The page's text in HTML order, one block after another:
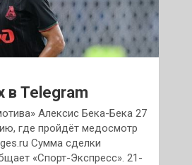
в Telegram
Алексис Бека-Бека 27
где пройдёт медосмотр
Сумма сделки
«Спорт-Экспресс». 21-